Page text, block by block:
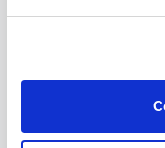
Verriegelungen für
Der Weidezaun